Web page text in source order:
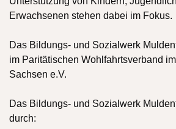
Erwachsenen stehen dabei im Fokus.
Das Bildungs- und Sozialwerk
im Paritätischen Wohlfahrtsverband
Sachsen e.V.
Das Bildungs- und Sozialwerk
durch: